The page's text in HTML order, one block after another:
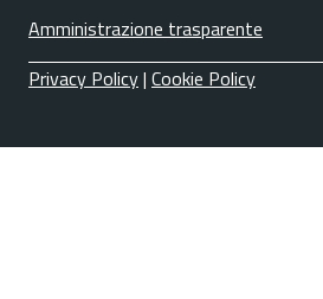
Amministrazione trasparente
Privacy Policy| Cookie Policy